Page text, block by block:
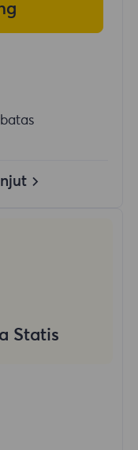
Statis